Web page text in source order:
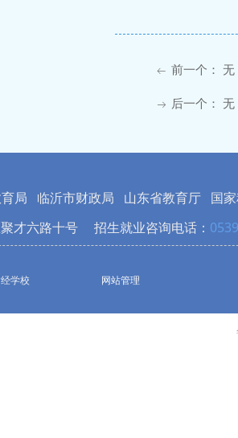
ꂃ 前一个： 无
ꁹ 后一个： 无
才六路十号 招生就业咨询电话：
局 临沂市财政局 山东省教育厅 国
学校 网站管理